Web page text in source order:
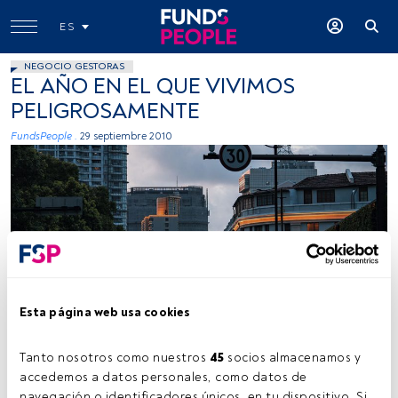
Esta página web usa cookies
Tanto nosotros como nuestros 45 socios almacenamos y
accedemos a datos personales, como datos de
ES
NEGOCIO GESTORAS
EL AÑO EN EL QUE VIVIMOS
PELIGROSAMENTE
FundsPeople . 29 septiembre 2010